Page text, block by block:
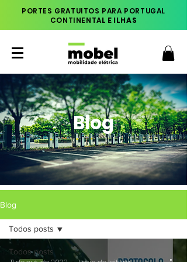
PORTES GRATUITOS PARA PORTUGAL
CONTINENTAL E ILHAS
Blog
Blog
Todos posts
Todos posts